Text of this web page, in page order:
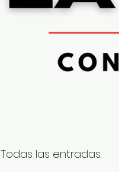
Todas las entradas